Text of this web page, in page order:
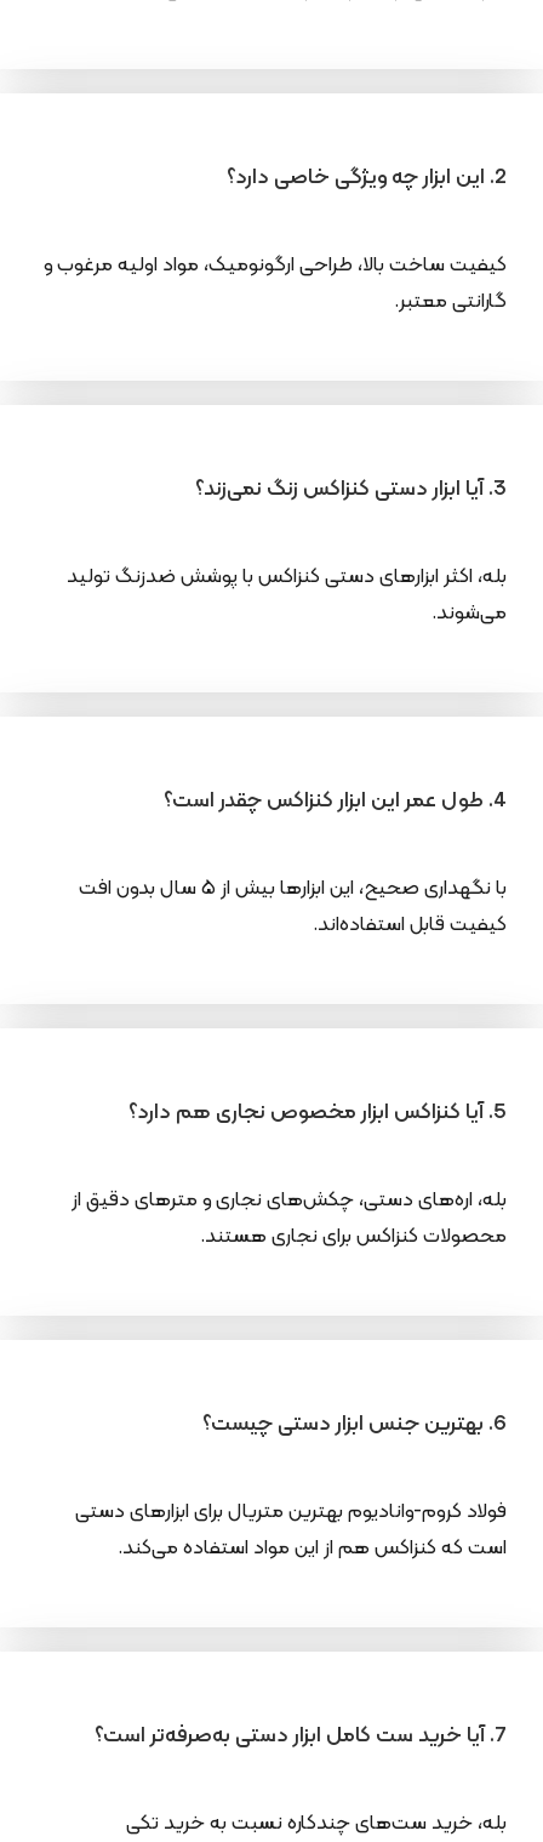
2. این ابزار چه ویژگی خاصی دارد؟
کیفیت ساخت بالا، طراحی ارگونومیک، مواد اولیه مرغوب و
گارانتی معتبر.
3. آیا ابزار دستی کنزاکس زنگ نمی‌زند؟
بله، اکثر ابزارهای دستی کنزاکس با پوشش ضدزنگ تولید
می‌شوند.
4. طول عمر این ابزار کنزاکس چقدر است؟
با نگهداری صحیح، این ابزارها بیش از ۵ سال بدون افت
کیفیت قابل استفاده‌اند.
5. آیا کنزاکس ابزار مخصوص نجاری هم دارد؟
بله، اره‌های دستی، چکش‌های نجاری و مترهای دقیق از
محصولات کنزاکس برای نجاری هستند.
6. بهترین جنس ابزار دستی چیست؟
فولاد کروم-وانادیوم بهترین متریال برای ابزارهای دستی
است که کنزاکس هم از این مواد استفاده می‌کند.
7. آیا خرید ست کامل ابزار دستی به‌صرفه‌تر است؟
بله، خرید ست‌های چندکاره نسبت به خرید تکی